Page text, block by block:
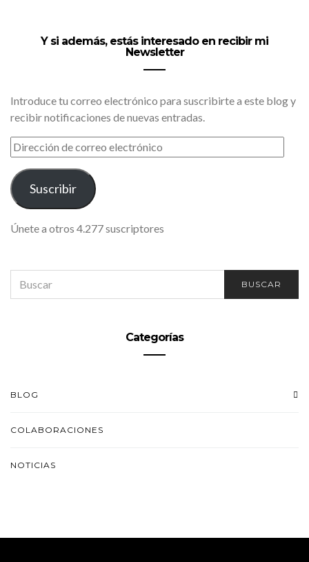
Y si además, estás interesado en recibir mi
Newsletter
Introduce tu correo electrónico para suscribirte a este blog y
recibir notificaciones de nuevas entradas.
DIRECCIÓN
DE
CORREO
ELECTRÓNICO
Suscribir
Únete a otros 4.277 suscriptores
FOR:
BUSCAR
Categorías
BLOG
COLABORACIONES
NOTICIAS